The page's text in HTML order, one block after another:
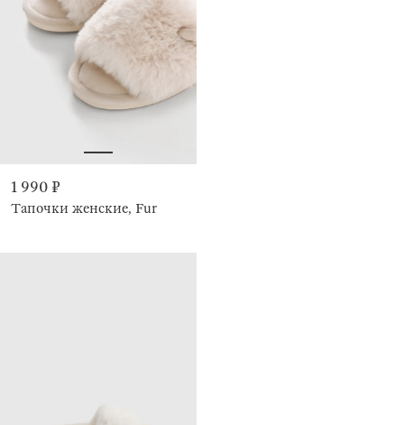
1 990 ₽
Тапочки женские, Fur